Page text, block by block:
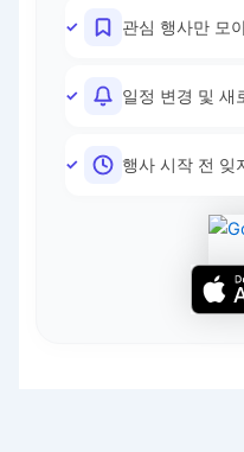
관심 행사만 모
일정 변경 및 새
행사 시작 전 잊